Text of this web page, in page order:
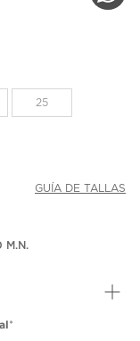
25
GUÍA DE TALLAS
M.N.
*